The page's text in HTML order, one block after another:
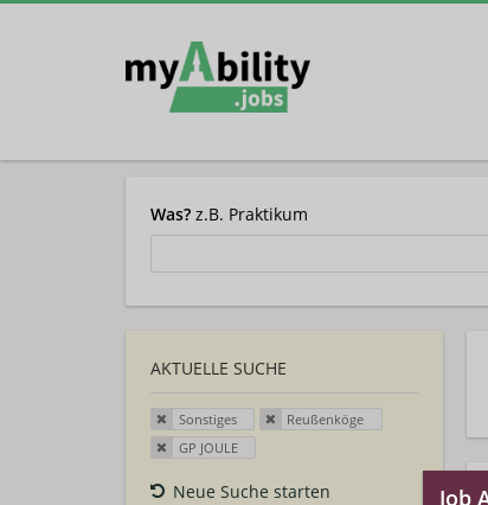
Was? z.B. Praktikum
AKTUELLE SUCHE
Sonstiges
Reußenköge
GP JOULE
Neue Suche starten